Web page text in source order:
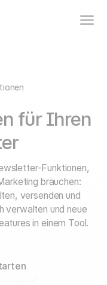
für Ihren
Funktionen,
brauchen:
versenden und
verwalten und neue
in einem Tool.